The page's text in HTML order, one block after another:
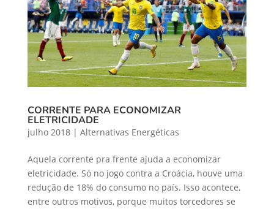
CORRENTE PARA ECONOMIZAR
ELETRICIDADE
julho 2018| Alternativas Energéticas
Aquela corrente pra frente ajuda a economizar
eletricidade. Só no jogo contra a Croácia, houve uma
redução de 18% do consumo no país. Isso acontece,
entre outros motivos, porque muitos torcedores se